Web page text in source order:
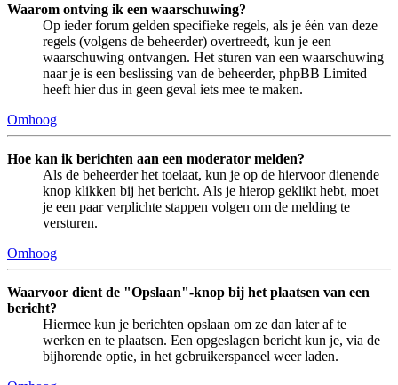
Waarom ontving ik een waarschuwing?
Op ieder forum gelden specifieke regels, als je één van deze
regels (volgens de beheerder) overtreedt, kun je een
waarschuwing ontvangen. Het sturen van een waarschuwing
naar je is een beslissing van de beheerder, phpBB Limited
heeft hier dus in geen geval iets mee te maken.
Omhoog
Hoe kan ik berichten aan een moderator melden?
Als de beheerder het toelaat, kun je op de hiervoor dienende
knop klikken bij het bericht. Als je hierop geklikt hebt, moet
je een paar verplichte stappen volgen om de melding te
versturen.
Omhoog
Waarvoor dient de "Opslaan"-knop bij het plaatsen van een
bericht?
Hiermee kun je berichten opslaan om ze dan later af te
werken en te plaatsen. Een opgeslagen bericht kun je, via de
bijhorende optie, in het gebruikerspaneel weer laden.